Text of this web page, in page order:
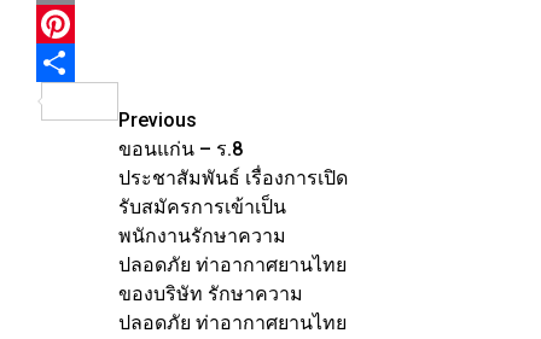
Copy
Link
Pinterest
Post
navigation
Previous
ขอนแก่น – ร.8
ประชาสัมพันธ์ เรื่องการเปิด
รับสมัครการเข้าเป็น
พนักงานรักษาความ
ปลอดภัย ท่าอากาศยานไทย
ของบริษัท รักษาความ
ปลอดภัย ท่าอากาศยานไทย